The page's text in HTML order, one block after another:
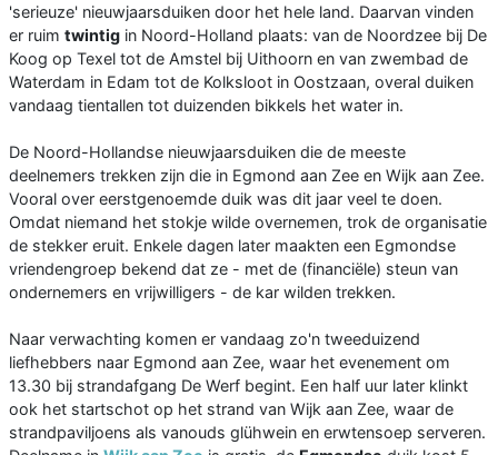
'serieuze' nieuwjaarsduiken door het hele land. Daarvan vinden
er ruim twintig in Noord-Holland plaats: van de Noordzee bij De
Koog op Texel tot de Amstel bij Uithoorn en van zwembad de
Waterdam in Edam tot de Kolksloot in Oostzaan, overal duiken
vandaag tientallen tot duizenden bikkels het water in.
De Noord-Hollandse nieuwjaarsduiken die de meeste
deelnemers trekken zijn die in Egmond aan Zee en Wijk aan Zee.
Vooral over eerstgenoemde duik was dit jaar veel te doen.
Omdat niemand het stokje wilde overnemen, trok de organisatie
de stekker eruit. Enkele dagen later maakten een Egmondse
vriendengroep bekend dat ze - met de (financiële) steun van
ondernemers en vrijwilligers - de kar wilden trekken.
Naar verwachting komen er vandaag zo'n tweeduizend
liefhebbers naar Egmond aan Zee, waar het evenement om
13.30 bij strandafgang De Werf begint. Een half uur later klinkt
ook het startschot op het strand van Wijk aan Zee, waar de
strandpaviljoens als vanouds glühwein en erwtensoep serveren.